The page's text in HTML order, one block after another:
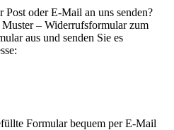
oder E-Mail an uns senden?
– Widerrufsformular zum
aus und senden Sie es
Formular bequem per E-Mail